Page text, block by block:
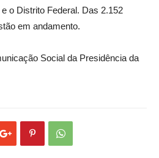
o Distrito Federal. Das 2.152
em andamento.
Social da Presidência da